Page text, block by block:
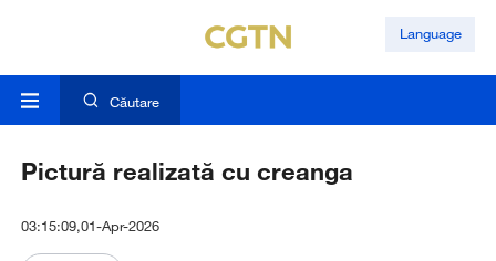
Language
Căutare
Pictură realizată cu creanga
03:15:09,01-Apr-2026